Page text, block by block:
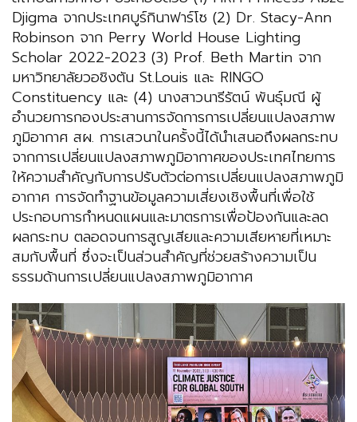
Djigma จากประเทศบูร์กินาฟาร์โซ (2) Dr. Stacy-Ann
Robinson จาก Perry World House Lighting
Scholar 2022-2023 (3) Prof. Beth Martin จาก
มหาวิทยาลัยวอชิงตัน St.Louis และ RINGO
Constituency และ (4) นางสาวนารีรัตน์ พันธุ์มณี ผู้
อำนวยการกองประสานการจัดการการเปลี่ยนแปลงสภาพ
ภูมิอากาศ สผ. การเสวนาในครั้งนี้ได้นำเสนอถึงผลกระทบ
จากการเปลี่ยนแปลงสภาพภูมิอากาศของประเทศไทยการ
ให้ความสำคัญกับการปรับตัวต่อการเปลี่ยนแปลงสภาพภูมิ
อากาศ การจัดทำฐานข้อมูลความเสี่ยงเชิงพื้นที่เพื่อใช้
ประกอบการกำหนดแผนและมาตรการเพื่อป้องกันและลด
ผลกระทบ ตลอดจนการสูญเสียและความเสียหายที่เหมาะ
สมกับพื้นที่ ซึ่งจะเป็นส่วนสำคัญที่ช่วยสร้างความเป็น
ธรรมด้านการเปลี่ยนแปลงสภาพภูมิอากาศ